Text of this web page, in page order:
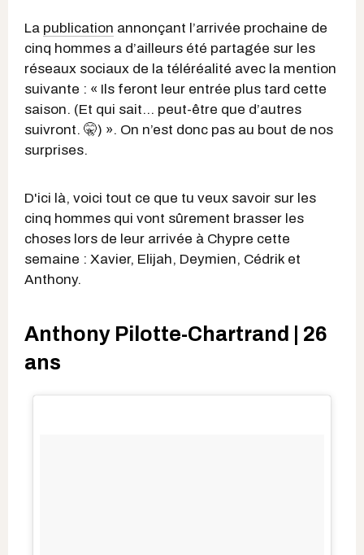
La publication annonçant l’arrivée prochaine de
cinq hommes a d’ailleurs été partagée sur les
réseaux sociaux de la téléréalité avec la mention
suivante : « Ils feront leur entrée plus tard cette
saison. (Et qui sait… peut-être que d’autres
suivront. 🤫) ». On n’est donc pas au bout de nos
surprises.
D'ici là, voici tout ce que tu veux savoir sur les
cinq hommes qui vont sûrement brasser les
choses lors de leur arrivée à Chypre cette
semaine : Xavier, Elijah, Deymien, Cédrik et
Anthony.
Anthony Pilotte-Chartrand | 26
ans